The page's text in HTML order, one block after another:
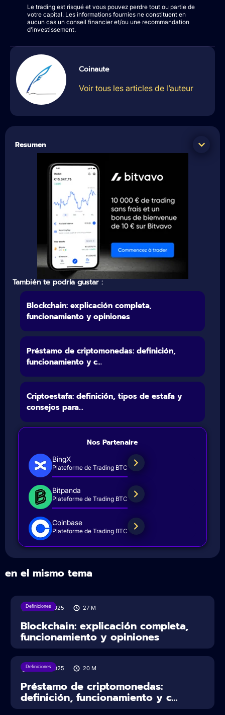
Le trading est risqué et vous pouvez perdre tout ou partie de
votre capital. Les informations fournies ne constituent en
aucun cas un conseil financier et/ou une recommandation
d’investissement.
Coinaute
Voir tous les articles de l’auteur
Resumen
También te podría gustar :
Blockchain: explicación completa,
funcionamiento y opiniones
Préstamo de criptomonedas: definición,
funcionamiento y c...
Criptoestafa: definición, tipos de estafa y
consejos para...
Nos Partenaire
BingX
Plateforme de Trading BTC
Bitpanda
Plateforme de Trading BTC
Coinbase
Plateforme de Trading BTC
en el mismo tema
Definiciones
04/04/2025 27 M
Blockchain: explicación completa,
funcionamiento y opiniones
Definiciones
20/03/2025 20 M
Préstamo de criptomonedas:
definición, funcionamiento y c...